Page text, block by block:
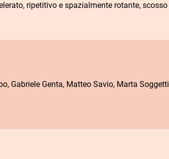
ripetitivo e spazialmente rotante, scosso
Gabriele Genta, Matteo Savio, Marta Soggetti